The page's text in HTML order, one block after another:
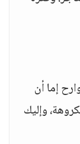
إما أن
وإليك